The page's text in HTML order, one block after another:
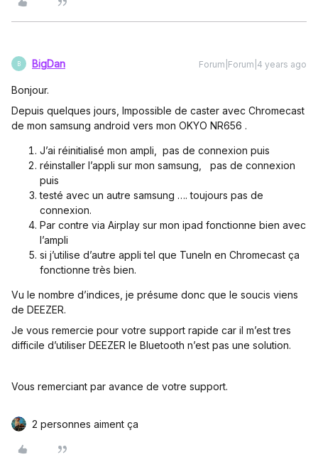
B BigDan Forum|Forum|4 years ago
Bonjour.
Depuis quelques jours, Impossible de caster avec Chromecast
de mon samsung android vers mon OKYO NR656 .
J’ai réinitialisé mon ampli, pas de connexion puis
réinstaller l’appli sur mon samsung, pas de connexion
puis
testé avec un autre samsung …. toujours pas de
connexion.
Par contre via Airplay sur mon ipad fonctionne bien avec
l’ampli
si j’utilise d’autre appli tel que TuneIn en Chromecast ça
fonctionne très bien.
Vu le nombre d’indices, je présume donc que le soucis viens
de DEEZER.
Je vous remercie pour votre support rapide car il m’est tres
difficile d’utiliser DEEZER le Bluetooth n’est pas une solution.
Vous remerciant par avance de votre support.
2 personnes aiment ça